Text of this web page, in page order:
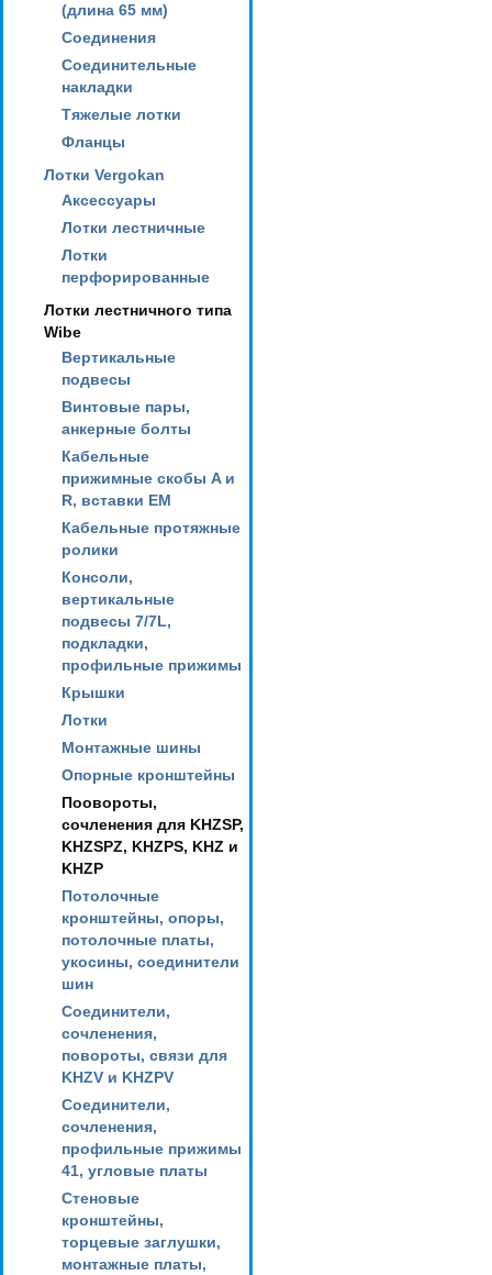
(длина 65 мм)
Соединения
Соединительные
накладки
Тяжелые лотки
Фланцы
Лотки Vergokan
Аксессуары
Лотки лестничные
Лотки
перфорированные
Лотки лестничного типа
Wibe
Вертикальные
подвесы
Винтовые пары,
анкерные болты
Кабельные
прижимные скобы A и
R, вставки EM
Кабельные протяжные
ролики
Консоли,
вертикальные
подвесы 7/7L,
подкладки,
профильные прижимы
Крышки
Лотки
Монтажные шины
Опорные кронштейны
Поовороты,
сочленения для KHZSP,
KHZSPZ, KHZPS, KHZ и
KHZP
Потолочные
кронштейны, опоры,
потолочные платы,
укосины, соединители
шин
Соединители,
сочленения,
повороты, связи для
KHZV и KHZPV
Соединители,
сочленения,
профильные прижимы
41, угловые платы
Стеновые
кронштейны,
торцевые заглушки,
монтажные платы,